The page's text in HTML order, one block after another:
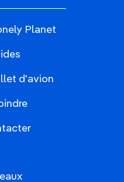
Planet
d'avion